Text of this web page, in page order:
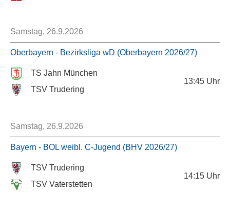
Samstag, 26.9.2026
Oberbayern - Bezirksliga wD (Oberbayern 2026/27)
TS Jahn München
TSV Trudering
13:45 Uhr
Samstag, 26.9.2026
Bayern - BOL weibl. C-Jugend (BHV 2026/27)
TSV Trudering
TSV Vaterstetten
14:15 Uhr